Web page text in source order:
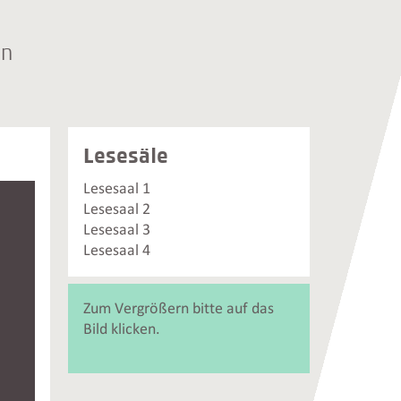
Informationen
Kontakte
Lesesäle
Lesesaal 1
Lesesaal 2
Lesesaal 3
Lesesaal 4
Zum Vergrößern bitte auf das
Bild klicken.